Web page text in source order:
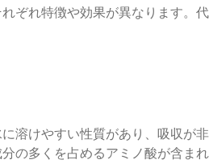
ぞれ特徴や効果が異なります。
溶けやすい性質があり、吸収が
の多くを占めるアミノ酸が含ま